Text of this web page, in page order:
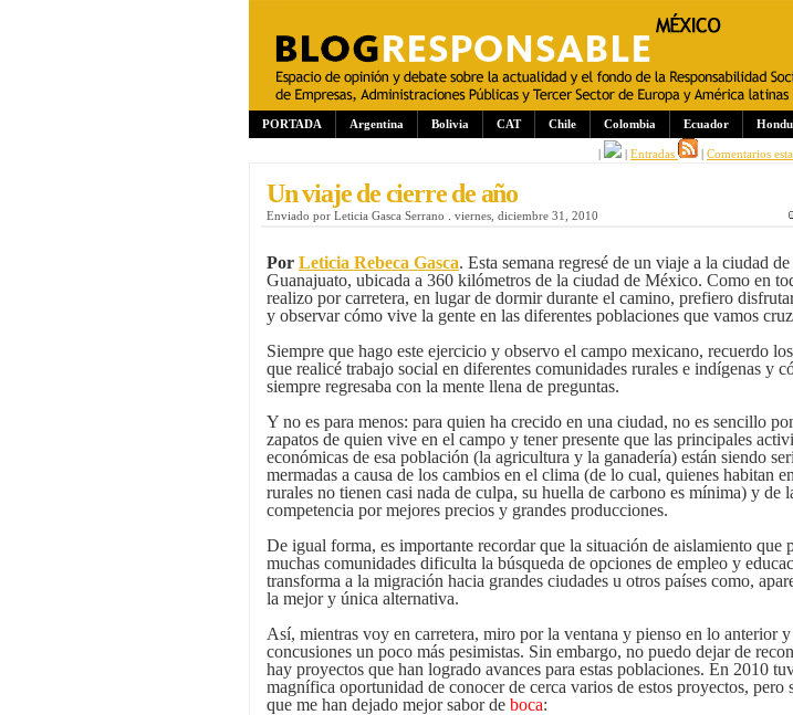
PORTADA Argentina Bolivia CAT Chile Colombia Ecuador
| | Entradas | Comentarios
Un viaje de cierre de año
Enviado por Leticia Gasca Serrano viernes, diciembre 31, 2010
Por Leticia Rebeca Gasca. Esta semana regresé de un viaje a la ciudad de
Guanajuato, ubicada a 360 kilómetros de la ciudad de México. Como en
realizo por carretera, en lugar de dormir durante el camino, prefiero
y observar cómo vive la gente en las diferentes poblaciones que vamos
Siempre que hago este ejercicio y observo el campo mexicano, recuerdo
que realicé trabajo social en diferentes comunidades rurales e indígenas y
siempre regresaba con la mente llena de preguntas.
Y no es para menos: para quien ha crecido en una ciudad, no es sencillo
zapatos de quien vive en el campo y tener presente que las principales
económicas de esa población (la agricultura y la ganadería) están siendo
mermadas a causa de los cambios en el clima (de lo cual, quienes habitan
rurales no tienen casi nada de culpa, su huella de carbono es mínima) y de
competencia por mejores precios y grandes producciones.
De igual forma, es importante recordar que la situación de aislamiento que
muchas comunidades dificulta la búsqueda de opciones de empleo y
transforma a la migración hacia grandes ciudades u otros países como,
la mejor y única alternativa.
Así, mientras voy en carretera, miro por la ventana y pienso en lo anterior y
concusiones un poco más pesimistas. Sin embargo, no puedo dejar de
hay proyectos que han logrado avances para estas poblaciones. En 2010
magnífica oportunidad de conocer de cerca varios de estos proyectos, pero
que me han dejado mejor sabor de boca: